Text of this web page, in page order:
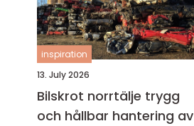
inspiration
13. July 2026
Bilskrot norrtälje trygg
och hållbar hantering av